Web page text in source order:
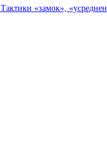
«замок»,